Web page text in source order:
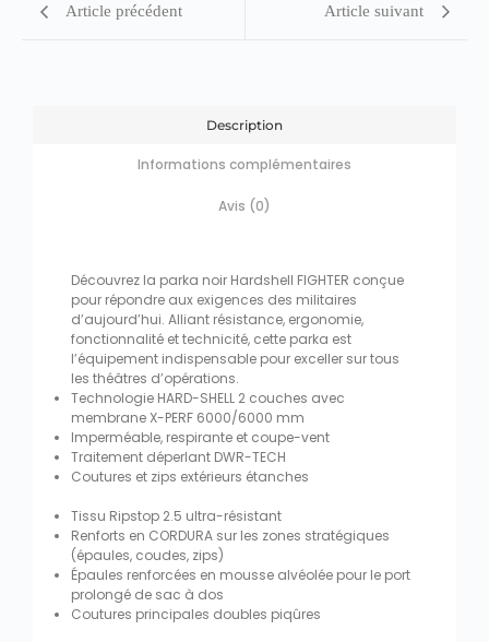
Article précédent Article suivant
Description
Informations complémentaires
Avis (0)
Découvrez la parka noir Hardshell FIGHTER conçue
pour répondre aux exigences des militaires
d’aujourd’hui. Alliant résistance, ergonomie,
fonctionnalité et technicité, cette parka est
l’équipement indispensable pour exceller sur tous
les théâtres d’opérations.
Technologie HARD-SHELL 2 couches avec
membrane X-PERF 6000/6000 mm
Imperméable, respirante et coupe-vent
Traitement déperlant DWR-TECH
Coutures et zips extérieurs étanches
Tissu Ripstop 2.5 ultra-résistant
Renforts en CORDURA sur les zones stratégiques
(épaules, coudes, zips)
Épaules renforcées en mousse alvéolée pour le port
prolongé de sac à dos
Coutures principales doubles piqûres